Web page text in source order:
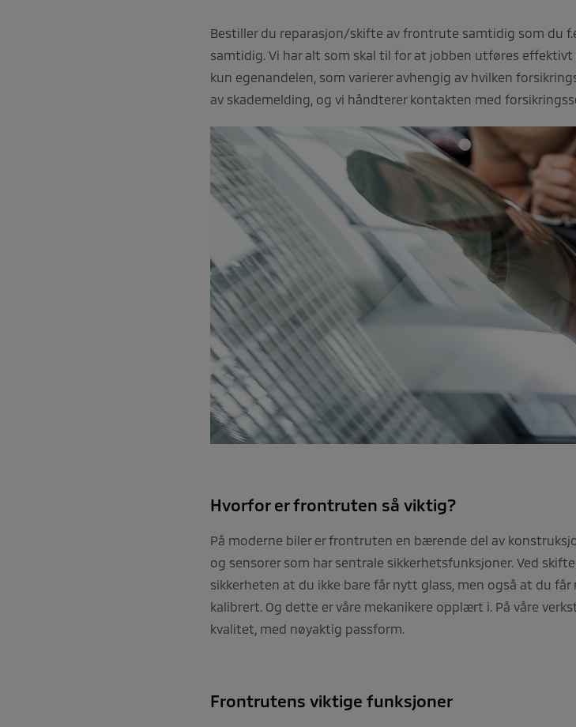
Bestiller du reparasjon/skifte av frontrute samtidig som du
samtidig. Vi har alt som skal til for at jobben utføres
kun egenandelen, som varierer avhengig av hvilken
av skademelding, og vi håndterer kontakten med
Hvorfor er frontruten så viktig?
På moderne biler er frontruten en bærende del av
og sensorer som har sentrale sikkerhetsfunksjoner. Ved
sikkerheten at du ikke bare får nytt glass, men også at du
kalibrert. Og dette er våre mekanikere opplært i. På våre
kvalitet, med nøyaktig passform.
Frontrutens viktige funksjoner